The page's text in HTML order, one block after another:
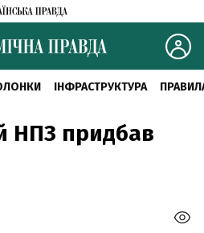
ІНФРАСТРУКТУРА
НПЗ придбав